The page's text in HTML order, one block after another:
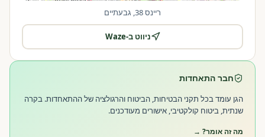
ריינס 38, גבעתיים
ניווט ב-Waze
חבר התאחדות
הגן עומד בכל תקני הבטיחות, הביטוח והרגולציה של ההתאחדות. בקרה
שנתית, ביטוח קולקטיבי, אישורים מעודכנים.
מה זה אומר? →